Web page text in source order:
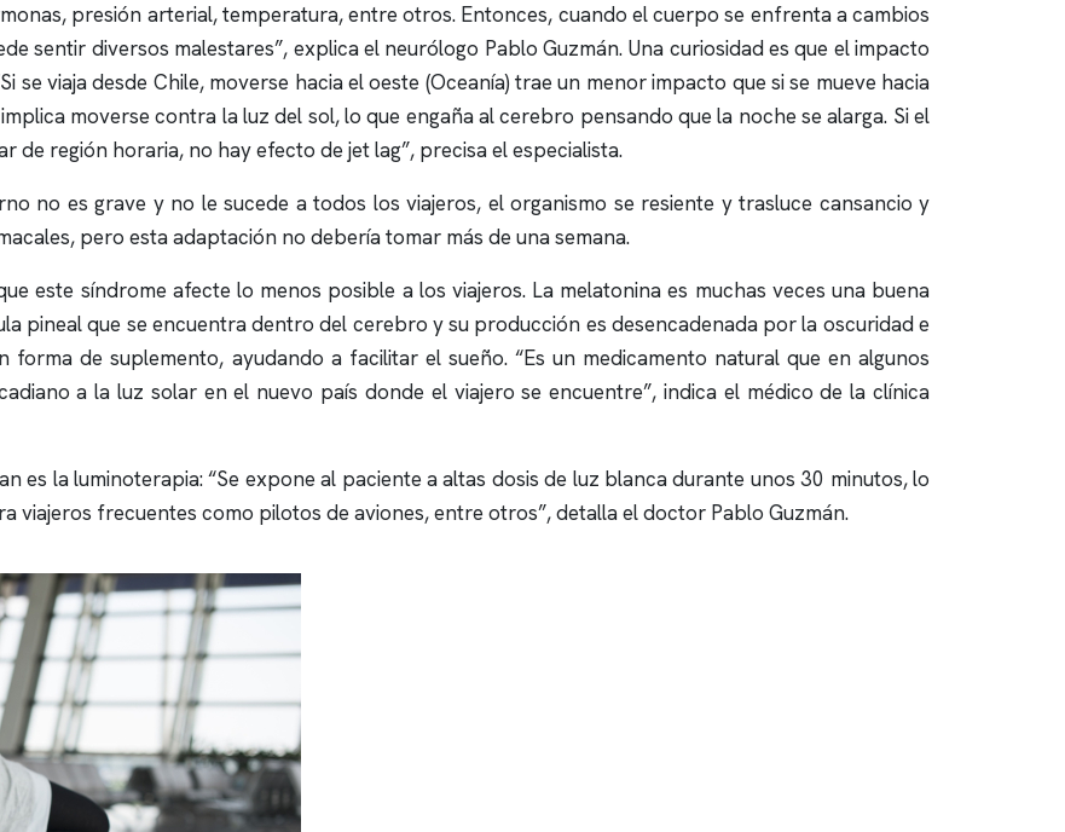
presión arterial, temperatura, entre otros. Entonces, cuando el cuerpo se enfrenta a cambios
sentir diversos malestares”, explica el neurólogo Pablo Guzmán. Una curiosidad es que el impacto
se viaja desde Chile, moverse hacia el oeste (Oceanía) trae un menor impacto que si se mueve hacia
moverse contra la luz del sol, lo que engaña al cerebro pensando que la noche se alarga. Si el
de región horaria, no hay efecto de jet lag”, precisa el especialista.
no es grave y no le sucede a todos los viajeros, el organismo se resiente y trasluce cansancio y
pero esta adaptación no debería tomar más de una semana.
este síndrome afecte lo menos posible a los viajeros. La melatonina es muchas veces una buena
pineal que se encuentra dentro del cerebro y su producción es desencadenada por la oscuridad e
de suplemento, ayudando a facilitar el sueño. “Es un medicamento natural que en algunos
a la luz solar en el nuevo país donde el viajero se encuentre”, indica el médico de la clínica
es la luminoterapia: “Se expone al paciente a altas dosis de luz blanca durante unos 30 minutos, lo
viajeros frecuentes como pilotos de aviones, entre otros”, detalla el doctor Pablo Guzmán.